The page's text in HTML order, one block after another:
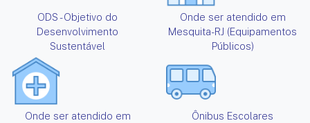
ODS - Objetivo do
Desenvolvimento
Sustentável
Onde ser atendido em
Mesquita-RJ (Equipamentos
Públicos)
Onde ser atendido em
Ônibus Escolares